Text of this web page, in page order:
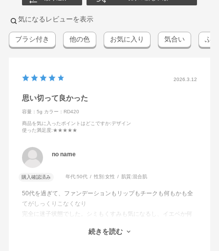
気になるレビューを表示
ブラシ付き 他の色 お気に入り 気合い ふ
2026.3.12
思い切って良かった
容量：5g カラー：RD420
商品を気に入ったポイントはどこですか:デザイン
使った満足度:★★★★★
no name
購入確認済み 年代:50代 性別:女性 肌質:混合肌
50代を過ぎて、ファンデーションもリップもチークも何もかも全
てがしっくりこなくなり
完全に迷子状態でした。シミもくすみも気になるし、イエベか何
ば…と口コミ見ながら思い切ってRD420購入。さっそく
続きを読む